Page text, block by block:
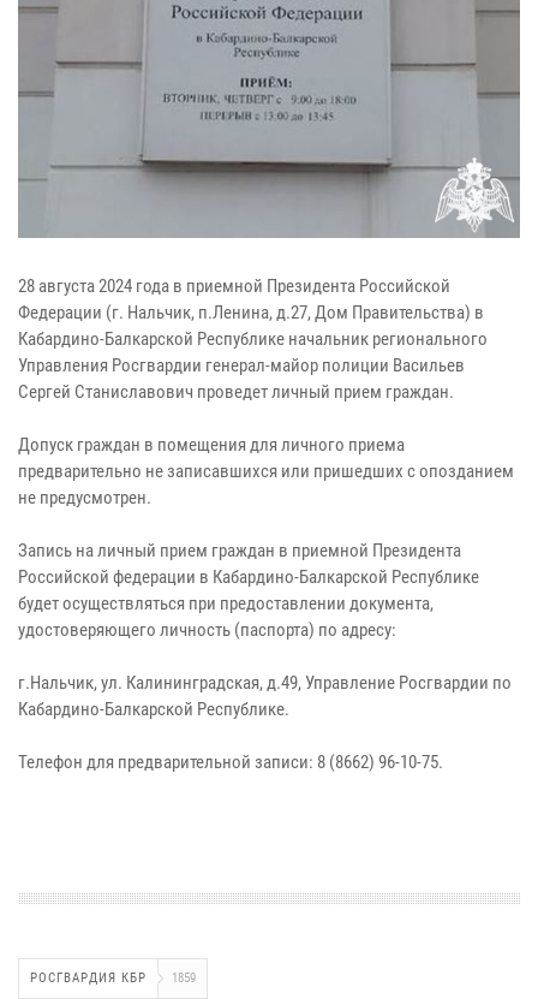
28 августа 2024 года в приемной Президента Российской
Федерации (г. Нальчик, п.Ленина, д.27, Дом Правительства) в
Кабардино-Балкарской Республике начальник регионального
Управления Росгвардии генерал-майор полиции Васильев
Сергей Станиславович проведет личный прием граждан.
Допуск граждан в помещения для личного приема
предварительно не записавшихся или пришедших с опозданием
не предусмотрен.
Запись на личный прием граждан в приемной Президента
Российской федерации в Кабардино-Балкарской Республике
будет осуществляться при предоставлении документа,
удостоверяющего личность (паспорта) по адресу:
г.Нальчик, ул. Калининградская, д.49, Управление Росгвардии по
Кабардино-Балкарской Республике.
Телефон для предварительной записи: 8 (8662) 96-10-75.
РОСГВАРДИЯ КБР 1859